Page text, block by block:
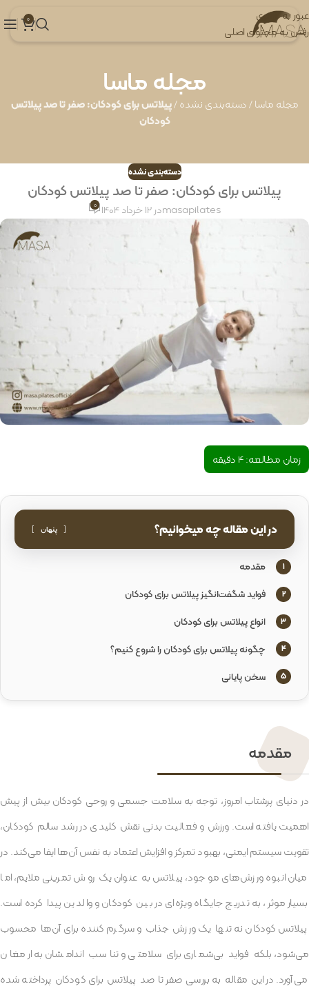
عبور به ناوبری
رفتن به محتوای اصلی
0
مجله ماسا
مجله ماسا/دسته‌بندی نشده/پیلاتس برای کودکان: صفر تا صد پیلاتس
کودکان
دسته‌بندی نشده
پیلاتس برای کودکان: صفر تا صد پیلاتس کودکان
masapilatesدر 12 خرداد 1404 0
زمان مطالعه:4دقیقه
در این مقاله چه میخوانیم؟ پنهان
1 مقدمه
2 فواید شگفت‌انگیز پیلاتس برای کودکان
3 انواع پیلاتس برای کودکان
4 چگونه پیلاتس برای کودکان را شروع کنیم؟
5 سخن پایانی
مقدمه
در دنیای پرشتاب امروز، توجه به سلامت جسمی و روحی کودکان بیش از پیش
اهمیت یافته است. ورزش و فعالیت بدنی نقش کلیدی در رشد سالم کودکان،
تقویت سیستم ایمنی، بهبود تمرکز و افزایش اعتماد به نفس آن‌ها ایفا می‌کند. در
میان انبوه ورزش‌های موجود، پیلاتس به عنوان یک روش تمرینی ملایم، اما
بسیار موثر، به تدریج جایگاه ویژه‌ای در بین کودکان و والدین پیدا کرده است.
پیلاتس کودکان نه تنها یک ورزش جذاب و سرگرم‌کننده برای آن‌ها محسوب
می‌شود، بلکه فواید بی‌شماری برای سلامتی و تناسب اندامشان به ارمغان
می‌آورد. در این مقاله به بررسی صفر تا صد پیلاتس برای کودکان پرداخته شده